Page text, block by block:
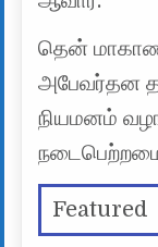
தென்
அபேவர்தன
நியமனம்
நடைபெற்றமை
Featured